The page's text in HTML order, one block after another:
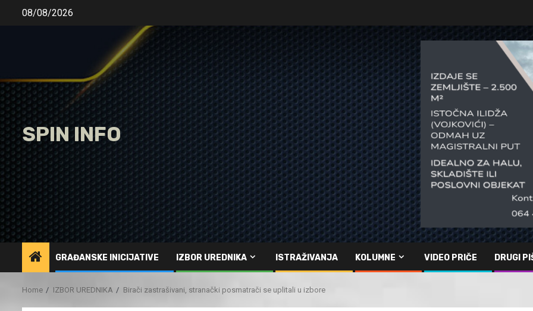
08/08/2026
SPIN INFO
GRAĐANSKE INICIJATIVE IZBOR UREDNIKA ISTRAŽIVANJA KOLUMNE VIDEO PRIČE DRUGI
Home IZBOR UREDNIKA Birači zastrašivani, stranački posmatrači se uplitali u izbore